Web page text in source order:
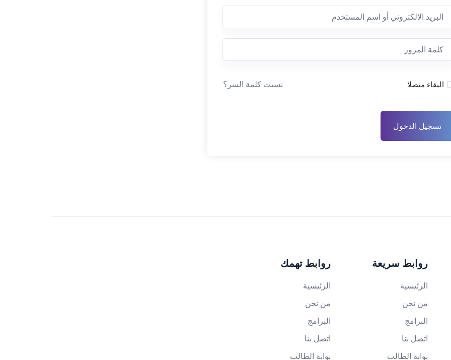
البقاء متصلا نسيت كلمة السر؟
تسجيل الدخول
روابط سريعة
الرئيسية
من نحن
البرامج
اتصل بنا
بوابة الطالب
روابط تهمك
الرئيسية
من نحن
البرامج
اتصل بنا
بوابة الطالب